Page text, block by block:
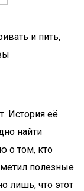
и пить,
История её
найти
о том, кто
полезные
лишь, что этот